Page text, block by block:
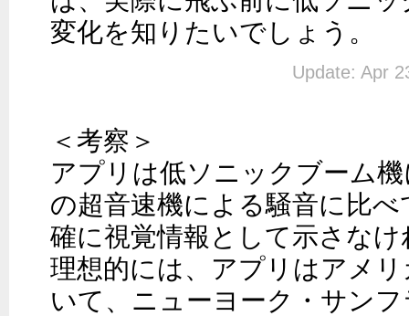
変化を知りたいでしょう。
Update: Apr
＜考察＞
アプリは低ソニックブーム
の超音速機による騒音に比
確に視覚情報として示さな
理想的には、アプリはアメ
いて、ニューヨーク・サン